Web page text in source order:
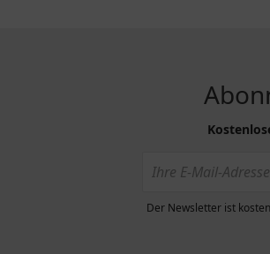
Der Newsletter ist